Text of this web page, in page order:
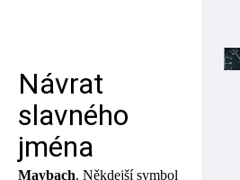
Návrat
slavného
jména
Maybach. Někdejší symbol